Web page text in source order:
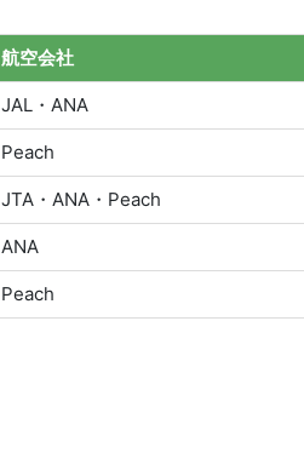
航空会社
JAL・ANA
Peach
JTA・ANA・Peach
ANA
Peach